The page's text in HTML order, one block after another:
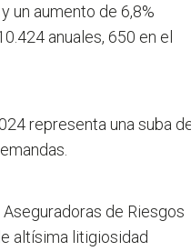
un aumento de 6,8%
anuales, 650 en el
representa una suba
de Riesgos
altísima litigiosidad